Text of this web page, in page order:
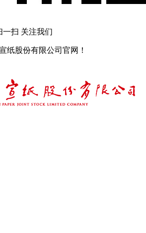
一扫 关注我们
纸股份有限公司官网！